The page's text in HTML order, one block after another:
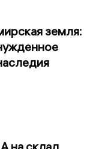
земля: